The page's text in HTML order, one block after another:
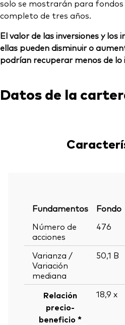
solo se mostrarán para
completo de tres años.
El valor de las inversiones y los
ellas pueden disminuir o
podrían recuperar menos de lo
Datos de la
Fundamentos Fondo
Número de
acciones
476
Varianza /
Variación
mediana
50,1 B
Relación
precio-
beneficio *
18,9 x